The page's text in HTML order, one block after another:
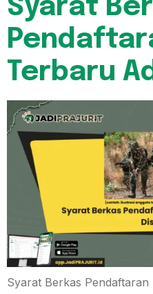
Syarat
Terbaru
Syarat Berkas